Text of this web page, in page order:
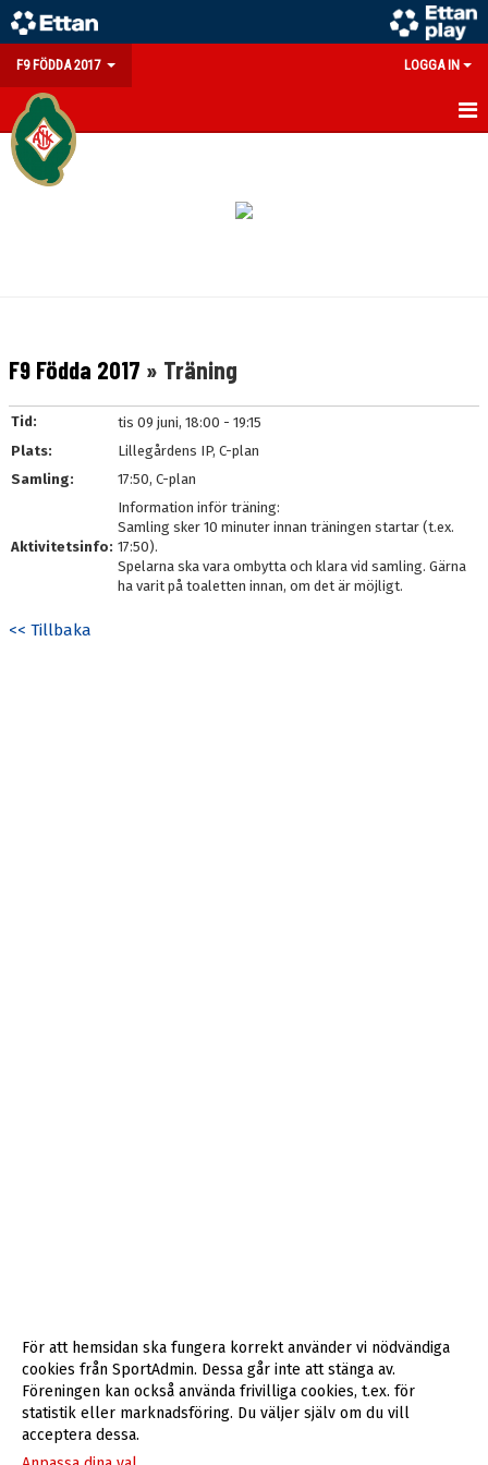
F9 FÖDDA 2017 LOGGA IN
HEM
KONTAKT
F9 Födda 2017 » Träning
Tid:
tis 09 juni, 18:00 - 19:15
Plats:
Lillegårdens IP, C-plan
Samling:
17:50, C-plan
Aktivitetsinfo:
Information inför träning:
Samling sker 10 minuter innan träningen startar (t.ex.
17:50).
Spelarna ska vara ombytta och klara vid samling. Gärna
ha varit på toaletten innan, om det är möjligt.
<< Tillbaka
För att hemsidan ska fungera korrekt använder vi nödvändiga
cookies från SportAdmin. Dessa går inte att stänga av.
Föreningen kan också använda frivilliga cookies, t.ex. för
statistik eller marknadsföring. Du väljer själv om du vill
acceptera dessa.